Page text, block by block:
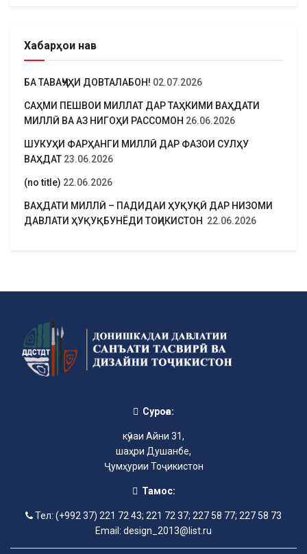
Хабарҳои нав
БА ТАВАҶҶУҲИ ДОВТАЛАБОН! 02.07.2026
САҲМИ ПЕШВОИ МИЛЛАТ ДАР ТАҲКИМИ ВАҲДАТИ
МИЛЛӢ ВА АЗ НИГОҲИ РАССОМОН 26.06.2026
ШУКУҲИ ФАРҲАНГИ МИЛЛӢ ДАР ФАЗОИ СУЛҲУ
ВАҲДАТ 23.06.2026
(no title) 22.06.2026
ВАҲДАТИ МИЛЛӢ – ПАДИДАИ ҲУҚУҚӢ ДАР НИЗОМИ
ДАВЛАТИ ҲУҚУҚБУНЁДИ ТОҶИКИСТОН 22.06.2026
Суроға:
кӯчаи Айни 31,
шаҳри Душанбе,
Ҷумҳурии Тоҷикистон
Тамос:
Тел: (+992 37) 221 72 43; 221 72 37; 227 58 77; 227 58 73
Email: design_2013@list.ru